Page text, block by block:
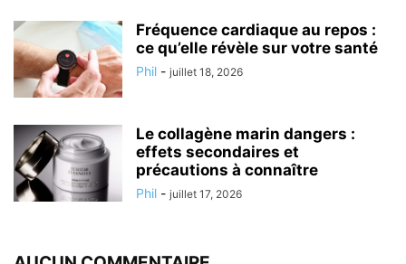
Fréquence cardiaque au repos :
ce qu’elle révèle sur votre santé
Phil - juillet 18, 2026
Le collagène marin dangers :
effets secondaires et
précautions à connaître
Phil - juillet 17, 2026